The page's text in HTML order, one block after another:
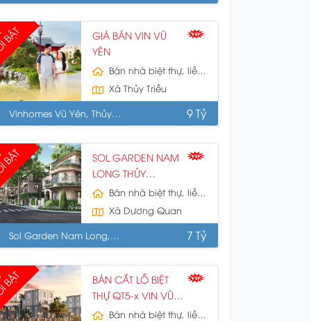
GIÁ BÁN VIN VŨ
YÊN
Bán nhà biệt thự, liền kề
Xã Thủy Triều
Vinhomes Vũ Yên, Thủy
HP
9 Tỷ
SOL GARDEN NAM
LONG THỦY
NGUYÊN
Bán nhà biệt thự, liền kề
Xã Dương Quan
Sol Garden Nam Long,
Nguyên
7 Tỷ
BÁN CẮT LỖ BIỆT
THỰ QT5-x VIN VŨ
YÊN
Bán nhà biệt thự, liền kề